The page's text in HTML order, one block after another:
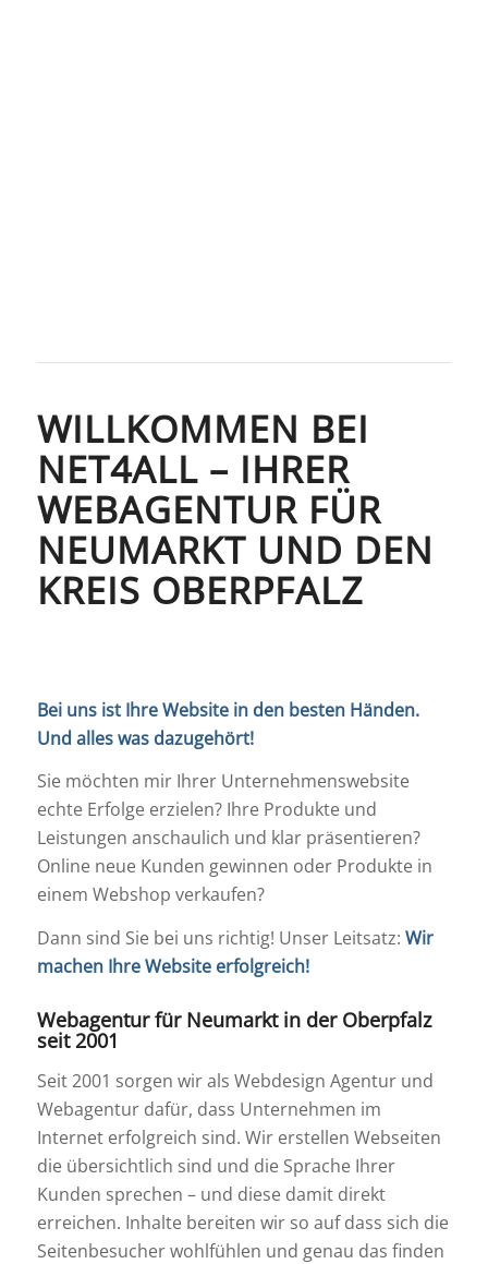
WILLKOMMEN BEI
NET4ALL – IHRER
WEBAGENTUR FÜR
NEUMARKT UND DEN
KREIS OBERPFALZ
Bei uns ist Ihre Website in den besten Händen.
Und alles was dazugehört!
Sie möchten mir Ihrer Unternehmenswebsite
echte Erfolge erzielen? Ihre Produkte und
Leistungen anschaulich und klar präsentieren?
Online neue Kunden gewinnen oder Produkte in
einem Webshop verkaufen?
Dann sind Sie bei uns richtig! Unser Leitsatz: Wir
machen Ihre Website erfolgreich!
Webagentur für Neumarkt in der Oberpfalz
seit 2001
Seit 2001 sorgen wir als Webdesign Agentur und
Webagentur dafür, dass Unternehmen im
Internet erfolgreich sind. Wir erstellen Webseiten
die übersichtlich sind und die Sprache Ihrer
Kunden sprechen – und diese damit direkt
erreichen. Inhalte bereiten wir so auf dass sich die
Seitenbesucher wohlfühlen und genau das finden